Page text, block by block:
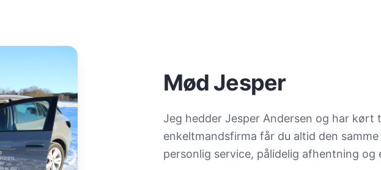
Mød Jesper
Jeg hedder Jesper Andersen og har kørt
enkeltmandsfirma får du altid den
personlig service, pålidelig afhentning